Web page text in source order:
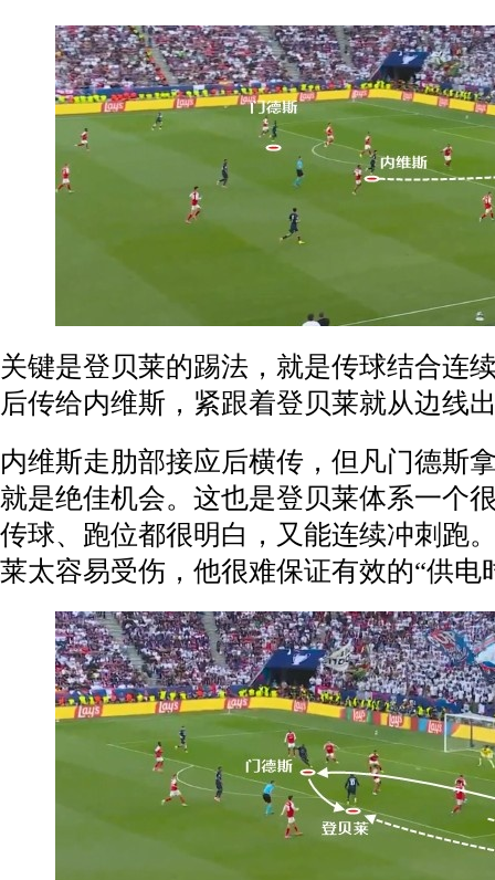
关键是登贝莱的踢法，就是传球结合连
后传给内维斯，紧跟着登贝莱就从边线
内维斯走肋部接应后横传，但凡门德斯
就是绝佳机会。这也是登贝莱体系一个
传球、跑位都很明白，又能连续冲刺跑
莱太容易受伤，他很难保证有效的“供电